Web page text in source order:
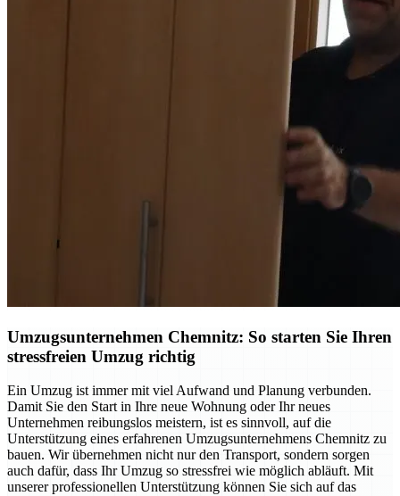
Umzugsunternehmen Chemnitz: So starten Sie Ihren
stressfreien Umzug richtig
Ein Umzug ist immer mit viel Aufwand und Planung verbunden.
Damit Sie den Start in Ihre neue Wohnung oder Ihr neues
Unternehmen reibungslos meistern, ist es sinnvoll, auf die
Unterstützung eines erfahrenen Umzugsunternehmens Chemnitz zu
bauen. Wir übernehmen nicht nur den Transport, sondern sorgen
auch dafür, dass Ihr Umzug so stressfrei wie möglich abläuft. Mit
unserer professionellen Unterstützung können Sie sich auf das